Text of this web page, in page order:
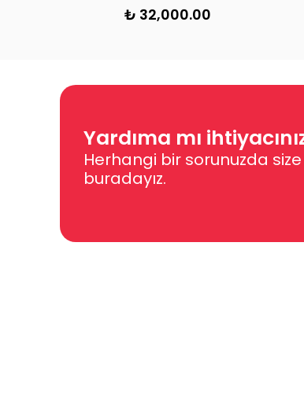
₺ 32,000.00
Yardıma mı
Herhangi bir sorunuzda
buradayız.